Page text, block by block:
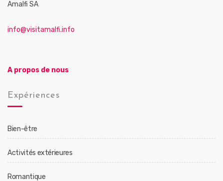
Amalfi SA
info@visitamalfi.info
A propos de nous
Expériences
Bien-être
Activités extérieures
Romantique